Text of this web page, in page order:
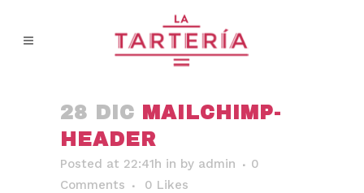
28 DIC MAILCHIMP-
HEADER
Posted at 22:41h in by admin
0
Comments
0 Likes